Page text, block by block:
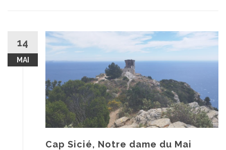
14
MAI
Cap Sicié, Notre dame du Mai